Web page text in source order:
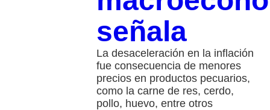
señala
La desaceleración en la inflación
fue consecuencia de menores
precios en productos pecuarios,
como la carne de res, cerdo,
pollo, huevo, entre otros